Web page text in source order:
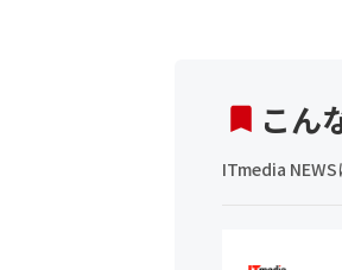
こん
ITmedia NEWS